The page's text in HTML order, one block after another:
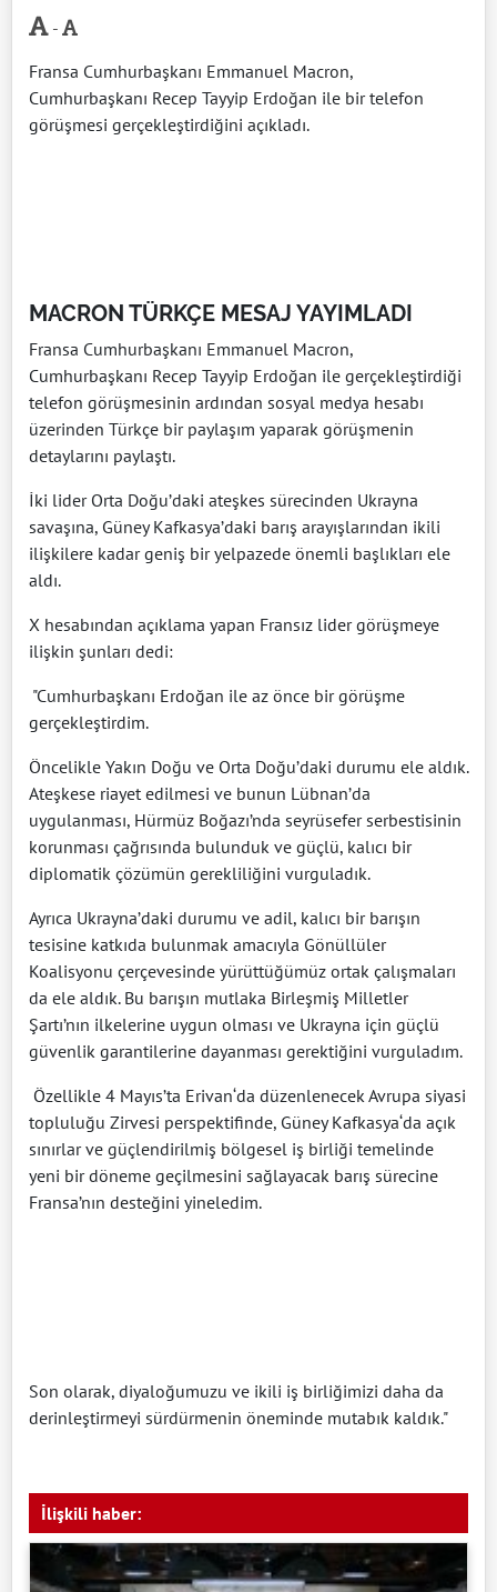
-
Fransa Cumhurbaşkanı Emmanuel Macron,
Cumhurbaşkanı Recep Tayyip Erdoğan ile bir telefon
görüşmesi gerçekleştirdiğini açıkladı.
MACRON TÜRKÇE MESAJ YAYIMLADI
Fransa Cumhurbaşkanı Emmanuel Macron,
Cumhurbaşkanı Recep Tayyip Erdoğan ile gerçekleştirdiği
telefon görüşmesinin ardından sosyal medya hesabı
üzerinden Türkçe bir paylaşım yaparak görüşmenin
detaylarını paylaştı.
İki lider Orta Doğu’daki ateşkes sürecinden Ukrayna
savaşına, Güney Kafkasya’daki barış arayışlarından ikili
ilişkilere kadar geniş bir yelpazede önemli başlıkları ele
aldı.
X hesabından açıklama yapan Fransız lider görüşmeye
ilişkin şunları dedi:
"Cumhurbaşkanı Erdoğan ile az önce bir görüşme
gerçekleştirdim.
Öncelikle Yakın Doğu ve Orta Doğu’daki durumu ele aldık.
Ateşkese riayet edilmesi ve bunun Lübnan’da
uygulanması, Hürmüz Boğazı’nda seyrüsefer serbestisinin
korunması çağrısında bulunduk ve güçlü, kalıcı bir
diplomatik çözümün gerekliliğini vurguladık.
Ayrıca Ukrayna’daki durumu ve adil, kalıcı bir barışın
tesisine katkıda bulunmak amacıyla Gönüllüler
Koalisyonu çerçevesinde yürüttüğümüz ortak çalışmaları
da ele aldık. Bu barışın mutlaka Birleşmiş Milletler
Şartı’nın ilkelerine uygun olması ve Ukrayna için güçlü
güvenlik garantilerine dayanması gerektiğini vurguladım.
Özellikle 4 Mayıs’ta Erivan‘da düzenlenecek Avrupa siyasi
topluluğu Zirvesi perspektifinde, Güney Kafkasya‘da açık
sınırlar ve güçlendirilmiş bölgesel iş birliği temelinde
yeni bir döneme geçilmesini sağlayacak barış sürecine
Fransa’nın desteğini yineledim.
Son olarak, diyaloğumuzu ve ikili iş birliğimizi daha da
derinleştirmeyi sürdürmenin öneminde mutabık kaldık."
İlişkili haber: